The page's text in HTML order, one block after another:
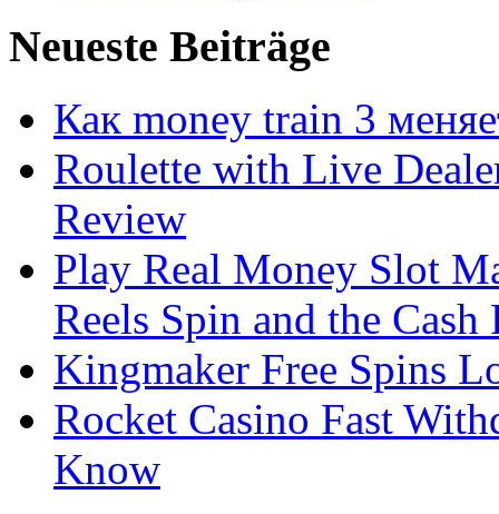
Neueste Beiträge
Как money train 3
Roulette with Live
Review
Play Real Money Slot
Reels Spin and the Cash
Kingmaker Free Spins
Rocket Casino Fast
Know